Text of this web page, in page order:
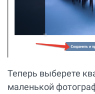
Теперь выберете
маленькой